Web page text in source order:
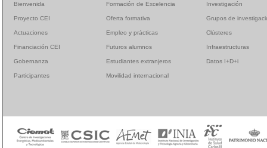
Bienvenida Formación de Excelencia Investigación
Proyecto CEI Oferta formativa Grupos de
Actuaciones Empleo y prácticas Clústeres
Financiación CEI Futuros alumnos Infraestructuras
Gobernanza Estudiantes extranjeros Datos I+D+i
Participantes Movilidad internacional